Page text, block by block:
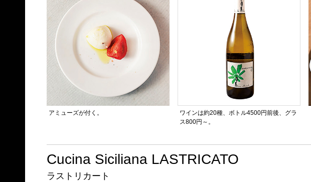
アミューズが付く。
ワインは約20種、ボトル4500円前後、グラ
ス800円～。
Cucina Siciliana LASTRICATO
ラストリカート